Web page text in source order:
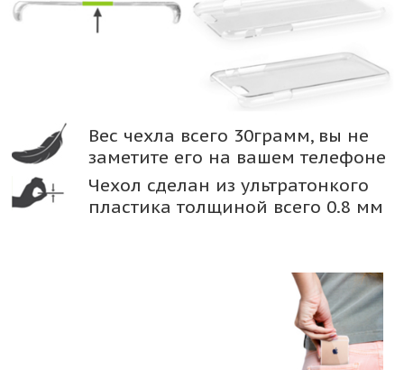
Вес чехла всего 30грамм, вы не
заметите его на вашем телефоне
Чехол сделан из ультратонкого
пластика толщиной всего 0.8 мм